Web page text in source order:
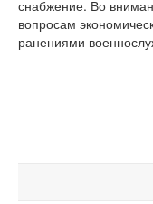
снабжение. Во
вопросам
ранениями